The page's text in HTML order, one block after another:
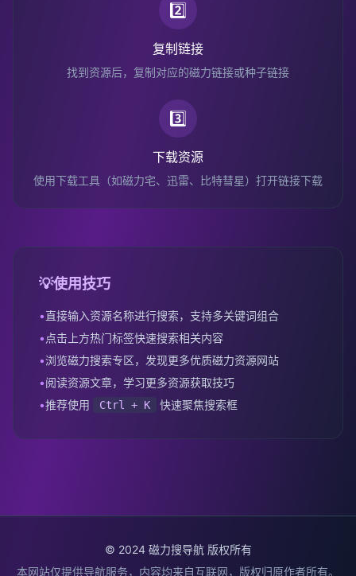
2️⃣
复制链接
找到资源后，复制对应的磁力链接或种子链接
3️⃣
下载资源
使用下载工具（如磁力宅、迅雷、比特彗星）打开链接下载
💡使用技巧
•直接输入资源名称进行搜索，支持多关键词组合
• 点击上方热门标签快速搜索相关内容
•浏览磁力搜索专区，发现更多优质磁力资源网站
•阅读资源文章，学习更多资源获取技巧
•推荐使用 Ctrl + K 快速聚焦搜索框
© 2024 磁力搜导航 版权所有
本网站仅提供导航服务，内容均来自互联网，版权归原作者所有。